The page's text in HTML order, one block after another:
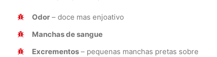
Odor – doce mas enjoativo
Manchas de sangue
Excrementos – pequenas manchas pretas sobre